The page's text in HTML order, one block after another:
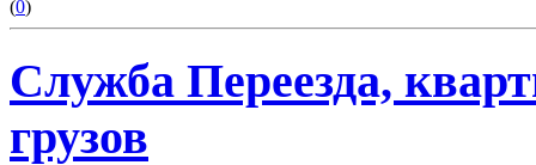
(0)
Служба Переезда,
грузов